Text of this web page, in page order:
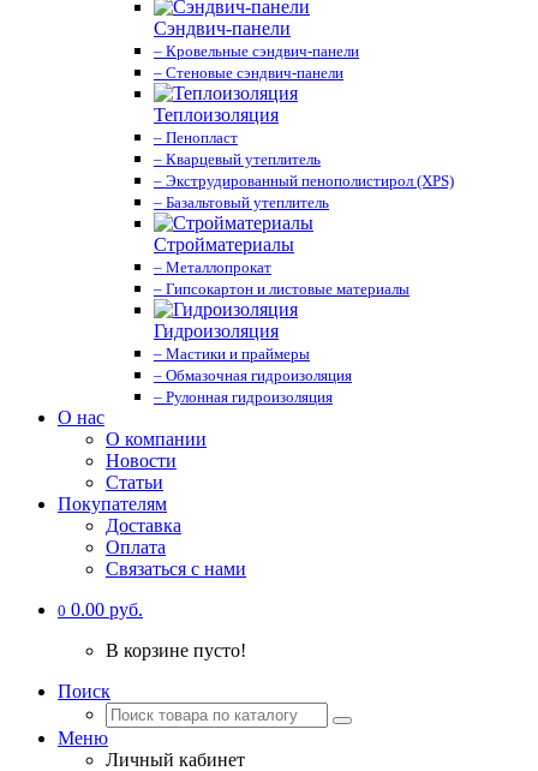
Сэндвич-панели
– Кровельные сэндвич-панели
– Стеновые сэндвич-панели
Теплоизоляция
– Пенопласт
– Кварцевый утеплитель
– Экструдированный пенополистирол (XPS)
– Базальтовый утеплитель
Стройматериалы
– Металлопрокат
– Гипсокартон и листовые материалы
Гидроизоляция
– Мастики и праймеры
– Обмазочная гидроизоляция
– Рулонная гидроизоляция
О нас
О компании
Новости
Статьи
Покупателям
Доставка
Оплата
Связаться с нами
0 0.00 руб.
В корзине пусто!
Поиск
Меню
Личный кабинет